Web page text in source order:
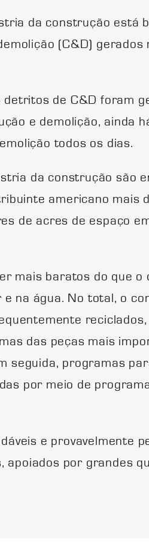
da construção está
(C&D) gerados
detritos de C&D foram
e demolição, ainda
todos os dias.
da construção são
americano mais
de acres de espaço
mais baratos do que o
na água. No total, o
das peças mais
seguida, programas
por meio de
e provavelmente
por grandes